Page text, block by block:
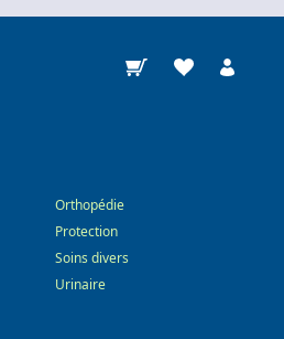
Orthopédie
Protection
Soins divers
Urinaire